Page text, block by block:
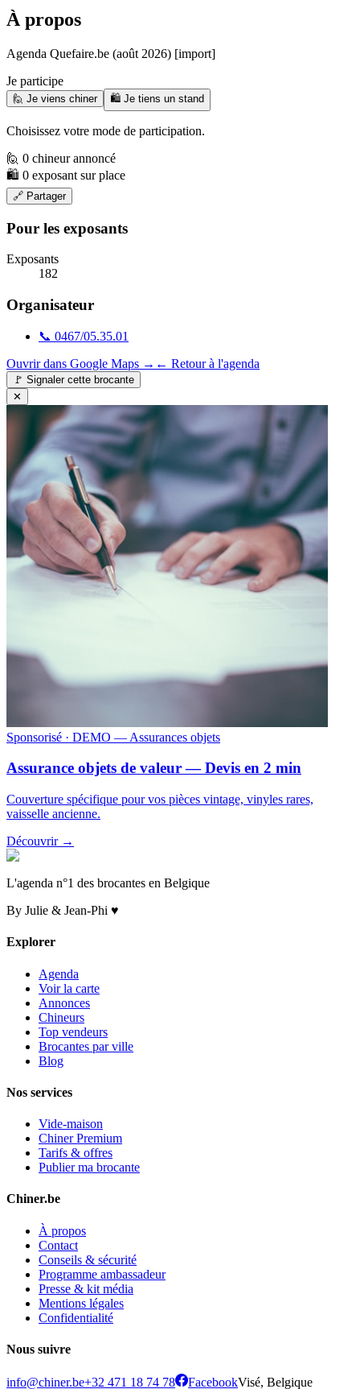
À propos
Agenda Quefaire.be (août 2026) [import]
Je participe
🙋 Je viens chiner 🛍️ Je tiens un stand
Choisissez votre mode de participation.
🙋 0 chineur annoncé
🛍️ 0 exposant sur place
🔗 Partager
Pour les exposants
Exposants
182
Organisateur
📞 0467/05.35.01
Ouvrir dans Google Maps → ← Retour à l'agenda
🚩 Signaler cette brocante
✕
Sponsorisé · DEMO — Assurances objets
Assurance objets de valeur — Devis en 2 min
Couverture spécifique pour vos pièces vintage, vinyles rares,
vaisselle ancienne.
Découvrir →
L'agenda n°1 des brocantes en Belgique
By Julie & Jean-Phi ♥
Explorer
Agenda
Voir la carte
Annonces
Chineurs
Top vendeurs
Brocantes par ville
Blog
Nos services
Vide-maison
Chiner Premium
Tarifs & offres
Publier ma brocante
Chiner.be
À propos
Contact
Conseils & sécurité
Programme ambassadeur
Presse & kit média
Mentions légales
Confidentialité
Nous suivre
info@chiner.be+32 471 18 74 78 FacebookVisé, Belgique